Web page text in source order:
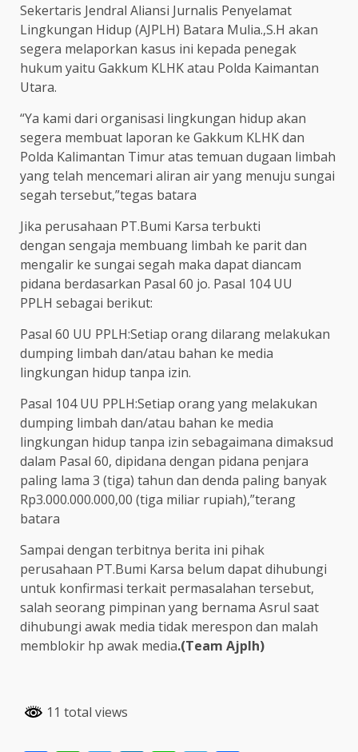
Sekertaris Jendral Aliansi Jurnalis Penyelamat
Lingkungan Hidup (AJPLH) Batara Mulia.,S.H akan
segera melaporkan kasus ini kepada penegak
hukum yaitu Gakkum KLHK atau Polda Kaimantan
Utara.
“Ya kami dari organisasi lingkungan hidup akan
segera membuat laporan ke Gakkum KLHK dan
Polda Kalimantan Timur atas temuan dugaan limbah
yang telah mencemari aliran air yang menuju sungai
segah tersebut,”tegas batara
Jika perusahaan PT.Bumi Karsa terbukti
dengan sengaja membuang limbah ke parit dan
mengalir ke sungai segah maka dapat diancam
pidana berdasarkan Pasal 60 jo. Pasal 104 UU
PPLH sebagai berikut:
Pasal 60 UU PPLH:Setiap orang dilarang melakukan
dumping limbah dan/atau bahan ke media
lingkungan hidup tanpa izin.
Pasal 104 UU PPLH:Setiap orang yang melakukan
dumping limbah dan/atau bahan ke media
lingkungan hidup tanpa izin sebagaimana dimaksud
dalam Pasal 60, dipidana dengan pidana penjara
paling lama 3 (tiga) tahun dan denda paling banyak
Rp3.000.000.000,00 (tiga miliar rupiah),”terang
batara
Sampai dengan terbitnya berita ini pihak
perusahaan PT.Bumi Karsa belum dapat dihubungi
untuk konfirmasi terkait permasalahan tersebut,
salah seorang pimpinan yang bernama Asrul saat
dihubungi awak media tidak merespon dan malah
memblokir hp awak media.(Team Ajplh)
11 total views